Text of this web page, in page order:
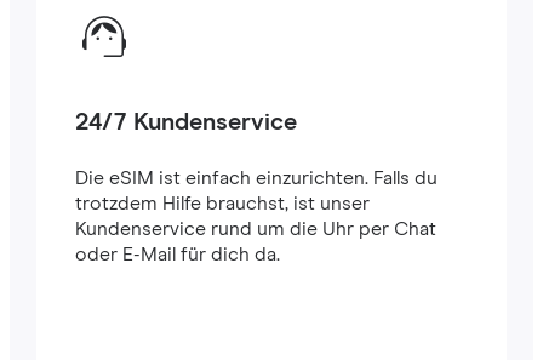
24/7 Kundenservice
Die eSIM ist einfach einzurichten. Falls du
trotzdem Hilfe brauchst, ist unser
Kundenservice rund um die Uhr per Chat
oder E-Mail für dich da.